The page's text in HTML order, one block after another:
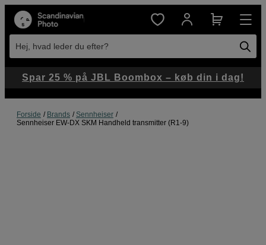
Hej, hvad leder du efter?
Forside Brands
Sennheiser
Sennheiser EW-DX SKM Handheld transmitter (R1-9)
Spar 25 % på JBL Boombox – køb din i dag!